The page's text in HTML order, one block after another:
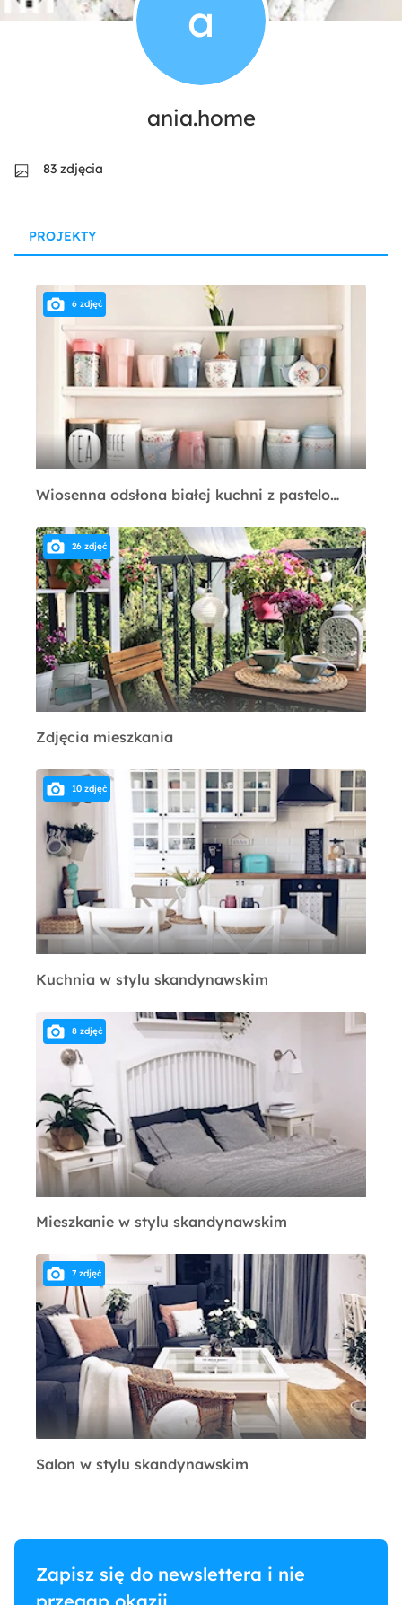
a
ania.home
83 zdjęcia
PROJEKTY
6 zdjęć
Wiosenna odsłona białej kuchni z pastelowymi dodatkami
26 zdjęć
Zdjęcia mieszkania
10 zdjęć
Kuchnia w stylu skandynawskim
8 zdjęć
Mieszkanie w stylu skandynawskim
7 zdjęć
Salon w stylu skandynawskim
Zapisz się do newslettera i nie